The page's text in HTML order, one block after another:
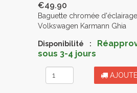
€49.90
Baguette chromée
Volkswagen Karmann Ghia
Disponibilité :
sous 3-4 jours